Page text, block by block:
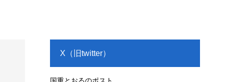
X（旧twitter）